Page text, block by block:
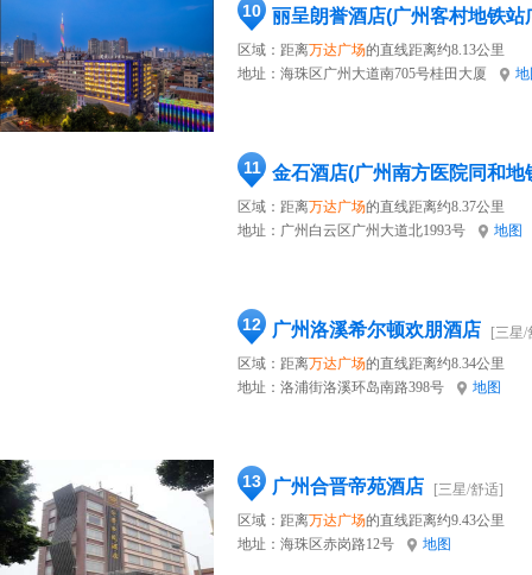
10 丽呈朗誉酒店(广州客村地铁站
区域：距离万达广场的直线距离约8.13公里
地址： 海珠区广州大道南705号桂田大厦
11 金石酒店(广州南方医院同和地
区域：距离万达广场的直线距离约8.37公里
地址： 广州白云区广州大道北1993号 地图
12 广州洛溪希尔顿欢朋酒店
[三星/
区域：距离万达广场的直线距离约8.34公里
地址： 洛浦街洛溪环岛南路398号 地图
13 广州合晋帝苑酒店
[三星/舒适]
区域：距离万达广场的直线距离约9.43公里
地址： 海珠区赤岗路12号 地图